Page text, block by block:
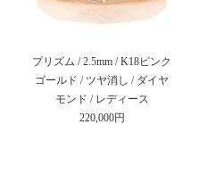
プリズム / 2.5mm / K18ピンク
ゴールド / ツヤ消し / ダイヤ
モンド / レディース
220,000円